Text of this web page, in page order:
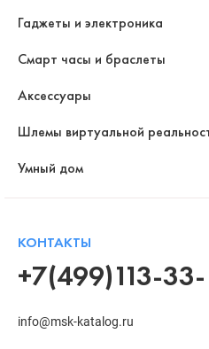
Гаджеты и электроника
Смарт часы и браслеты
Аксессуары
Шлемы виртуальной
Умный дом
КОНТАКТЫ
+7(499)113-
info@msk-katalog.ru